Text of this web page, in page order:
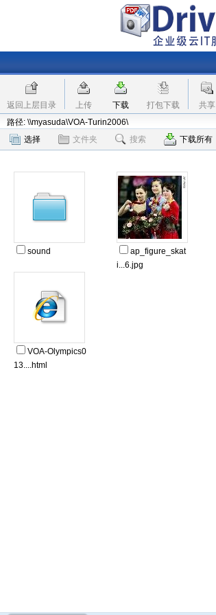
返回上层目录 上传 下载 打包下载 共享
路径: \\myasuda\VOA-Turin2006\
选择
文件夹 搜索 下载所有
sound
ap_figure_skat
i...6.jpg
VOA-Olympics0
13....html